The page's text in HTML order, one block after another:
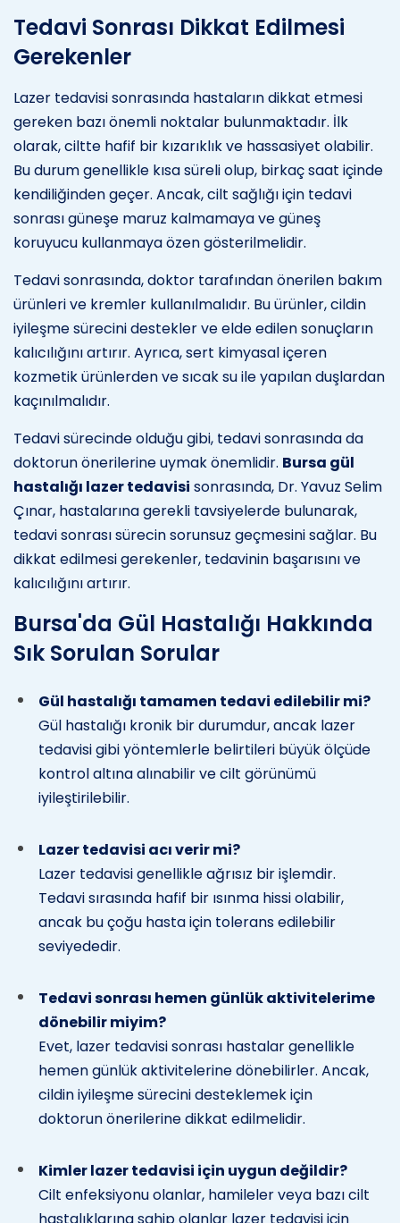
Tedavi Sonrası Dikkat Edilmesi
Gerekenler
Lazer tedavisi sonrasında hastaların dikkat etmesi
gereken bazı önemli noktalar bulunmaktadır. İlk
olarak, ciltte hafif bir kızarıklık ve hassasiyet olabilir.
Bu durum genellikle kısa süreli olup, birkaç saat içinde
kendiliğinden geçer. Ancak, cilt sağlığı için tedavi
sonrası güneşe maruz kalmamaya ve güneş
koruyucu kullanmaya özen gösterilmelidir.
Tedavi sonrasında, doktor tarafından önerilen bakım
ürünleri ve kremler kullanılmalıdır. Bu ürünler, cildin
iyileşme sürecini destekler ve elde edilen sonuçların
kalıcılığını artırır. Ayrıca, sert kimyasal içeren
kozmetik ürünlerden ve sıcak su ile yapılan duşlardan
kaçınılmalıdır.
Tedavi sürecinde olduğu gibi, tedavi sonrasında da
doktorun önerilerine uymak önemlidir. Bursa gül
hastalığı lazer tedavisi sonrasında, Dr. Yavuz Selim
Çınar, hastalarına gerekli tavsiyelerde bulunarak,
tedavi sonrası sürecin sorunsuz geçmesini sağlar. Bu
dikkat edilmesi gerekenler, tedavinin başarısını ve
kalıcılığını artırır.
Bursa'da Gül Hastalığı Hakkında
Sık Sorulan Sorular
Gül hastalığı tamamen tedavi edilebilir mi?
Gül hastalığı kronik bir durumdur, ancak lazer
tedavisi gibi yöntemlerle belirtileri büyük ölçüde
kontrol altına alınabilir ve cilt görünümü
iyileştirilebilir.
Lazer tedavisi acı verir mi?
Lazer tedavisi genellikle ağrısız bir işlemdir.
Tedavi sırasında hafif bir ısınma hissi olabilir,
ancak bu çoğu hasta için tolerans edilebilir
seviyededir.
Tedavi sonrası hemen günlük aktivitelerime
dönebilir miyim?
Evet, lazer tedavisi sonrası hastalar genellikle
hemen günlük aktivitelerine dönebilirler. Ancak,
cildin iyileşme sürecini desteklemek için
doktorun önerilerine dikkat edilmelidir.
Kimler lazer tedavisi için uygun değildir?
Cilt enfeksiyonu olanlar, hamileler veya bazı cilt
hastalıklarına sahip olanlar lazer tedavisi için